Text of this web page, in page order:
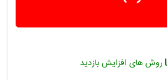
روش های افزایش بازدید